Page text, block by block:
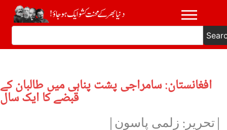
افغانستان: سامراجی پشت پناہی میں طالبان کے
قبضے کا ایک سال
|تحریر: زلمی پاسون|